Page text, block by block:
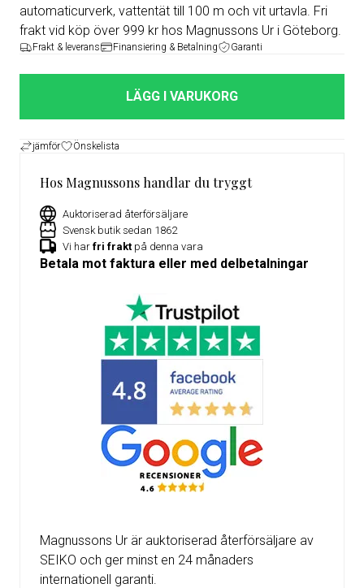
automaticurverk, vattentät till 100 m och vit urtavla. Fri
frakt vid köp över 999 kr hos Magnussons Ur i Göteborg.
Frakt & leverans Finansiering & Betalning Garanti
LÄGG I VARUKORG
jämför Önskelista
Hos Magnussons handlar du tryggt
Auktoriserad återförsäljare
Svensk butik sedan 1862
Vi har fri frakt på denna vara
Betala mot faktura eller med delbetalningar
Magnussons Ur är auktoriserad återförsäljare av
SEIKO och ger minst en 24 månaders
internationell garanti.